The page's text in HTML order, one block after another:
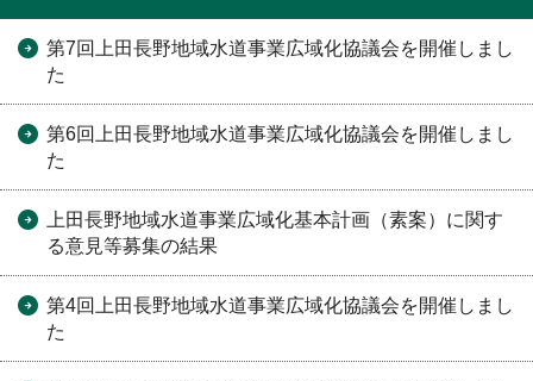
第7回上田長野地域水道事業広域化協議会を開催しまし
た
第6回上田長野地域水道事業広域化協議会を開催しまし
た
上田長野地域水道事業広域化基本計画（素案）に関す
る意見等募集の結果
第4回上田長野地域水道事業広域化協議会を開催しまし
た